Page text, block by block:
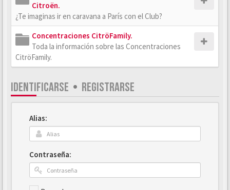
Citroën.
¿Te imaginas ir en caravana a París con el Club?
Concentraciones CitröFamily.
Toda la información sobre las Concentraciones
CitröFamily.
IDENTIFICARSE • REGISTRARSE
Alias:
Contraseña: